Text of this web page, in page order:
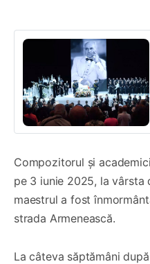
Compozitorul și
pe 3 iunie 2025, la vârsta
maestrul a fost
strada Armenească.
La câteva săptămâni